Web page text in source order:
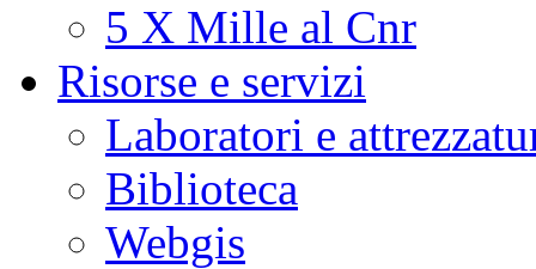
5 X Mille al Cnr
Risorse e servizi
Laboratori e
Biblioteca
Webgis